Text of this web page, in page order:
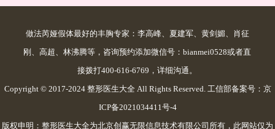
做法芮娅假体最好的丰胸专家：李高峰、夏建军、黄剑媚、肖征
刚、高超、林沸腾等，咨询预约添加微信号：bianmei0528或者直
接拨打400-616-6769，详细沟通。
Copyright © 2017-2024 整形医生大全 All Rights Reserved. 工信部备案号： 京
ICP备2021034411号-4
版权申明：整形医生大全为北京创赢无限信息技术有限公司所有，此网站仅为